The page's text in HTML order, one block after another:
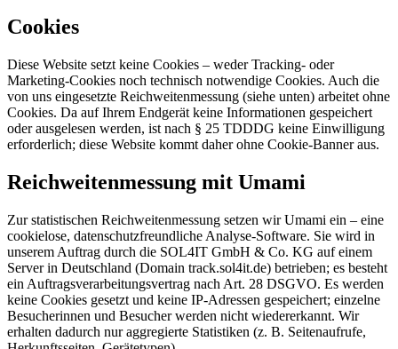
Cookies
Diese Website setzt keine Cookies – weder Tracking- oder
Marketing-Cookies noch technisch notwendige Cookies. Auch die
von uns eingesetzte Reichweitenmessung (siehe unten) arbeitet ohne
Cookies. Da auf Ihrem Endgerät keine Informationen gespeichert
oder ausgelesen werden, ist nach § 25 TDDDG keine Einwilligung
erforderlich; diese Website kommt daher ohne Cookie-Banner aus.
Reichweitenmessung mit Umami
Zur statistischen Reichweitenmessung setzen wir Umami ein – eine
cookielose, datenschutzfreundliche Analyse-Software. Sie wird in
unserem Auftrag durch die SOL4IT GmbH & Co. KG auf einem
Server in Deutschland (Domain track.sol4it.de) betrieben; es besteht
ein Auftragsverarbeitungsvertrag nach Art. 28 DSGVO. Es werden
keine Cookies gesetzt und keine IP-Adressen gespeichert; einzelne
Besucherinnen und Besucher werden nicht wiedererkannt. Wir
erhalten dadurch nur aggregierte Statistiken (z. B. Seitenaufrufe,